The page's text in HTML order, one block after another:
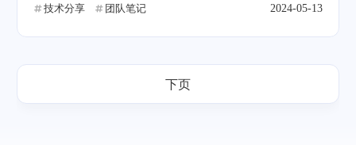
技术分享 团队笔记 2024-05-13
下页